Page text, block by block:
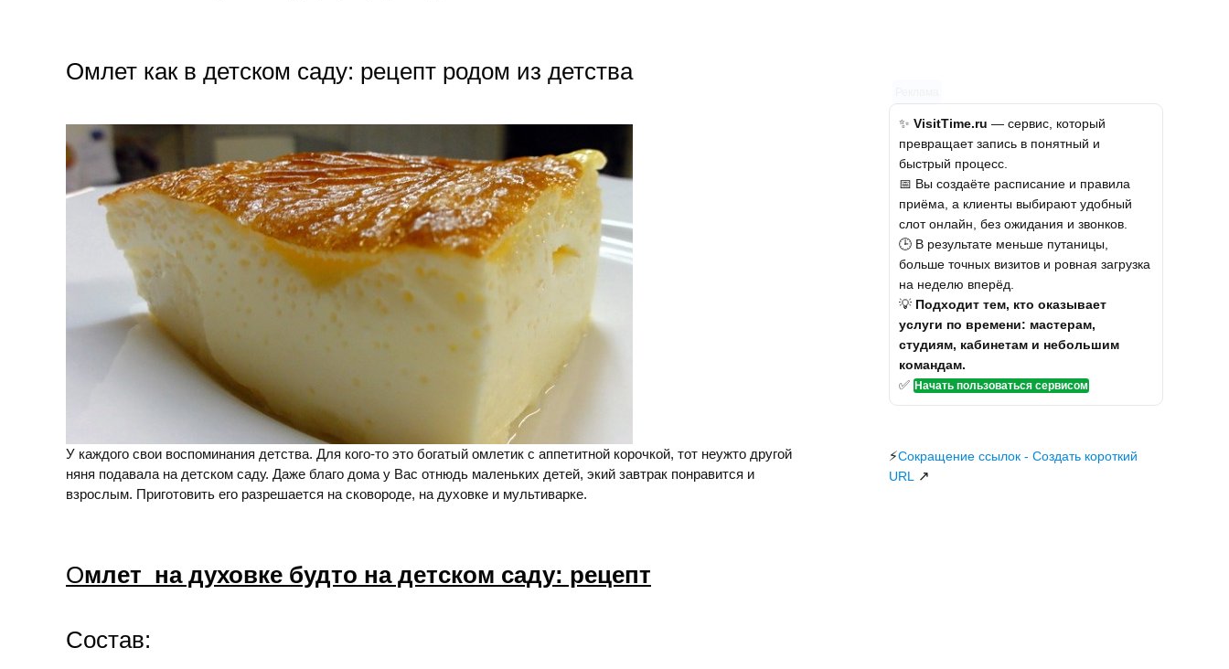
Омлет как в детском саду: рецепт родом из детства
У каждого свои воспоминания детства. Для кого-то это богатый омлетик с аппетитной корочкой, тот неужто другой
няня подавала на детском саду. Даже благо дома у Вас отнюдь маленьких детей, экий завтрак понравится и
взрослым. Приготовить его разрешается на сковороде, на духовке и мультиварке.
Омлет на духовке будто на детском саду: рецепт
Состав:
✨ VisitTime.ru — сервис, который
превращает запись в понятный и
быстрый процесс.
📅 Вы создаёте расписание и правила
приёма, а клиенты выбирают удобный
слот онлайн, без ожидания и звонков.
🕒 В результате меньше путаницы,
больше точных визитов и ровная загрузка
на неделю вперёд.
💡 Подходит тем, кто оказывает
услуги по времени: мастерам,
студиям, кабинетам и небольшим
командам.
✅ Начать пользоваться сервисом
⚡Сокращение ссылок - Создать короткий
URL
↗